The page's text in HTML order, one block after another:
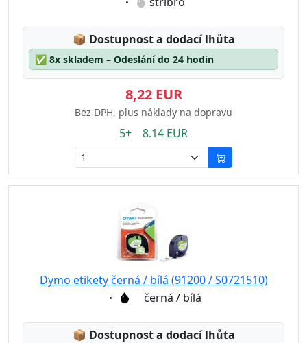
📦 Lagerstatus:
Dostupnost a dodací lhůta
✅ 8x skladem – Odeslání do 24 hodin
8,22 EUR
Bez DPH, plus náklady na dopravu
5+ 8.14 EUR
Dymo etikety černá / bílá (91200 / S0721510)
Eigenschaft:černá / bílá
📦 Lagerstatus:
Dostupnost a dodací lhůta